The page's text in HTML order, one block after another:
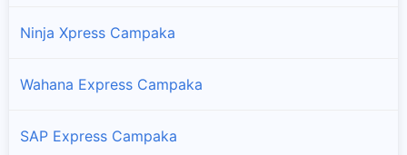
Ninja Xpress Campaka
Wahana Express Campaka
SAP Express Campaka